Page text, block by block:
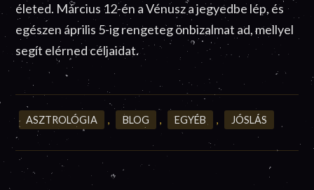
életed. Március 12-én a Vénusz a jegyedbe lép, és
egészen április 5-ig rengeteg önbizalmat ad, mellyel
segít elérned céljaidat.
ASZTROLÓGIA , BLOG , EGYÉB , JÓSLÁS